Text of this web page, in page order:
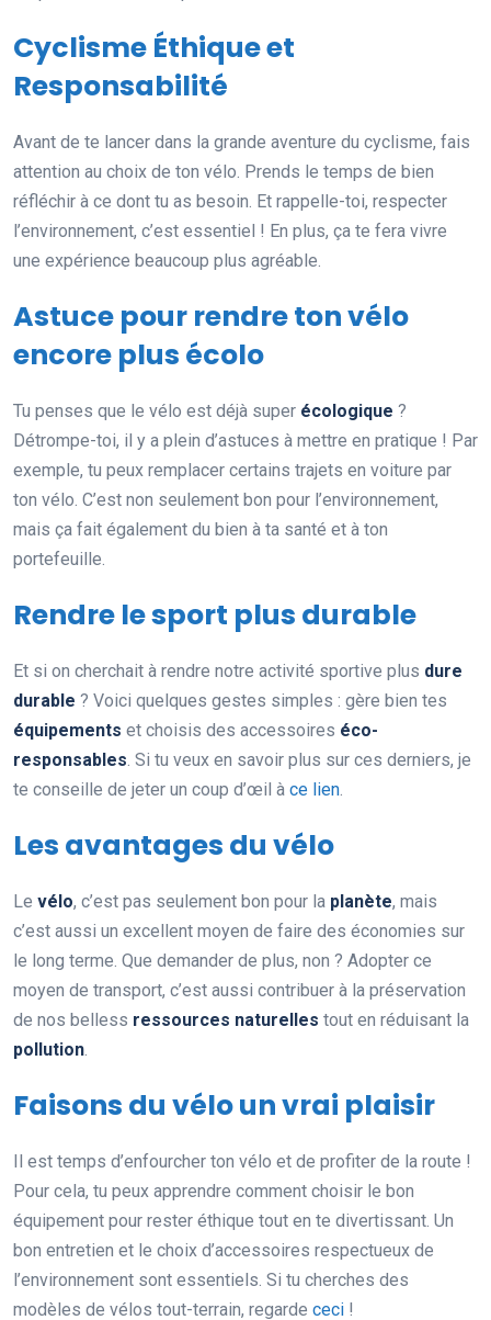
Cyclisme Éthique et
Responsabilité
Avant de te lancer dans la grande aventure du cyclisme, fais
attention au choix de ton vélo. Prends le temps de bien
réfléchir à ce dont tu as besoin. Et rappelle-toi, respecter
l’environnement, c’est essentiel ! En plus, ça te fera vivre
une expérience beaucoup plus agréable.
Astuce pour rendre ton vélo
encore plus écolo
Tu penses que le vélo est déjà super écologique ?
Détrompe-toi, il y a plein d’astuces à mettre en pratique ! Par
exemple, tu peux remplacer certains trajets en voiture par
ton vélo. C’est non seulement bon pour l’environnement,
mais ça fait également du bien à ta santé et à ton
portefeuille.
Rendre le sport plus durable
Et si on cherchait à rendre notre activité sportive plus dure
durable ? Voici quelques gestes simples : gère bien tes
équipements et choisis des accessoires éco-
responsables. Si tu veux en savoir plus sur ces derniers, je
te conseille de jeter un coup d’œil à ce lien.
Les avantages du vélo
Le vélo, c’est pas seulement bon pour la planète, mais
c’est aussi un excellent moyen de faire des économies sur
le long terme. Que demander de plus, non ? Adopter ce
moyen de transport, c’est aussi contribuer à la préservation
de nos belless ressources naturelles tout en réduisant la
pollution.
Faisons du vélo un vrai plaisir
Il est temps d’enfourcher ton vélo et de profiter de la route !
Pour cela, tu peux apprendre comment choisir le bon
équipement pour rester éthique tout en te divertissant. Un
bon entretien et le choix d’accessoires respectueux de
l’environnement sont essentiels. Si tu cherches des
modèles de vélos tout-terrain, regarde ceci !